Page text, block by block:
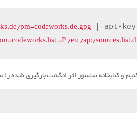
pm-codeworks.de.gpg | apt-key
codeworks.list -P /etc/apt/
کنیم و کتابخانه سنسور اثر انگشت بارگیری شده